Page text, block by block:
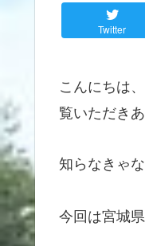
Twitter
こんにちは
覧いただき
知らなきゃ
今回は宮城県